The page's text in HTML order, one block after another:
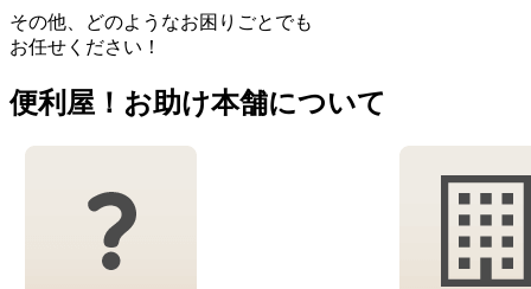
その他、どのようなお困りごとでも
お任せください！
便利屋！お助け本舗について